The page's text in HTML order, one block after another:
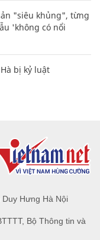
"siêu khủng", từng
'không có nổi
bị kỷ luật
Hưng Hà Nội
Bộ Thông tin và